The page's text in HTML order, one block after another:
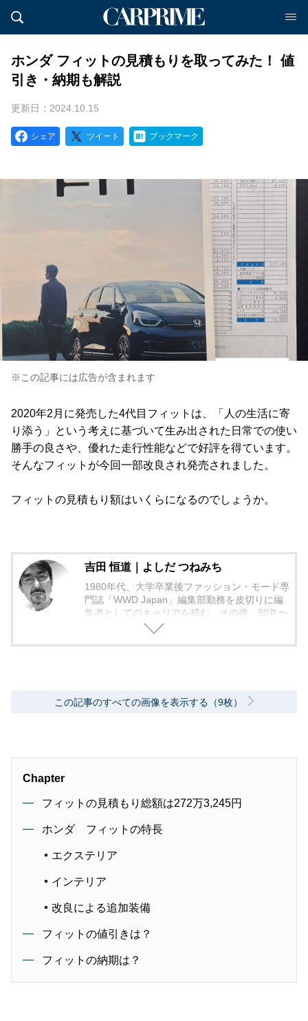
ホンダ フィットの見積もりを取ってみた！ 値
引き・納期も解説
更新日：2024.10.15
シェア ツイート ブックマーク
※この記事には広告が含まれます
2020年2月に発売した4代目フィットは、「人の生活に寄
り添う」という考えに基づいて生み出された日常での使い
勝手の良さや、優れた走行性能などで好評を得ています。
そんなフィットが今回一部改良され発売されました。
フィットの見積もり額はいくらになるのでしょうか。
吉田 恒道｜よしだ つねみち
1980年代、大学卒業後ファッション・モード専
門誌「WWD Japan」編集部勤務を皮切りに編
集者としてのキャリアを積む。その後、90年〜
2000年代、中堅出版社ダイヤモンド社の自動車
この記事のすべての画像を表示する（9枚）
Chapter
フィットの見積もり総額は272万3,245円
ホンダ フィットの特長
エクステリア
インテリア
改良による追加装備
フィットの値引きは？
フィットの納期は？